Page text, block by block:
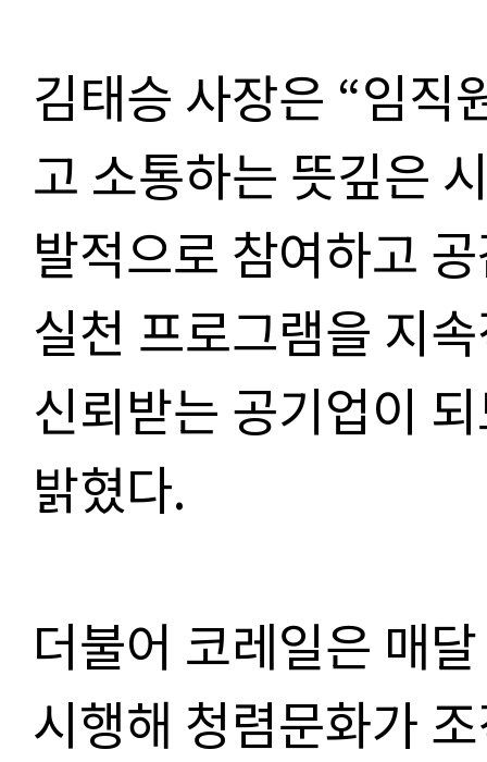
김태승 사장은 “임직
고 소통하는 뜻깊은
발적으로 참여하고
실천 프로그램을 지
신뢰받는 공기업이
밝혔다.
더불어 코레일은 매
시행해 청렴문화가